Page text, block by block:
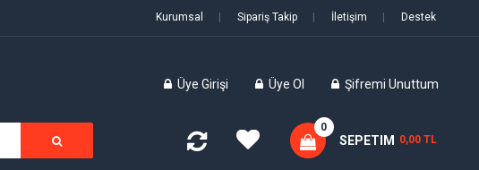
Kurumsal Sipariş Takip İletişim Destek
Üye Girişi Üye Ol Şifremi Unuttum
SEPETIM
0
0,00 TL